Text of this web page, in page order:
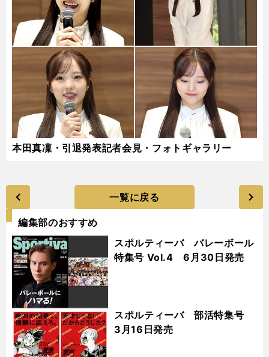
本田真凜・引退発表記者会見・フォトギャラリー
一覧に戻る
編集部のおすすめ
スポルティーバ バレーボール
特集号 Vol.4 6月30日発売
スポルティーバ 部活特集号
3月16日発売